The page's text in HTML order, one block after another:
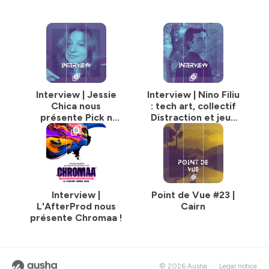
Interview | Jessie
Chica nous
présente Pick n
Craft
Interview | Nino Filiu
: tech art, collectif
Distraction et jeux
vidéo underground
Interview |
L'AfterProd nous
présente Chromaa !
Point de Vue #23 |
Cairn
© 2026 Ausha Legal notice